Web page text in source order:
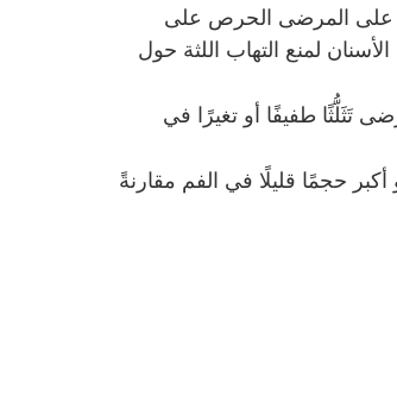
على المرضى الحرص على
لمنع التهاب اللثة حول
تَثَلُّثًا طفيفًا أو تغيرًا في
حجمًا قليلًا في الفم مقارنةً